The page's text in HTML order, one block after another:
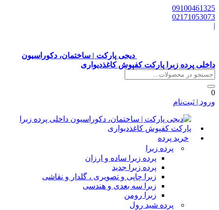
دیجی پارکت | ساختمان، دکوراسیون
پرده زبرا پارکت کفپوش کاغذدیواری
| ثبت‌نام
خرید پرده
پرده زبرا
پرده زبرا ساده و ارزان
پرده زبرا جدید
زبرا چاپی و تصویری ، گلدار و نقاشی
زبرا سه بعدی و هندسی
زبرا رومن
پرده شید رول